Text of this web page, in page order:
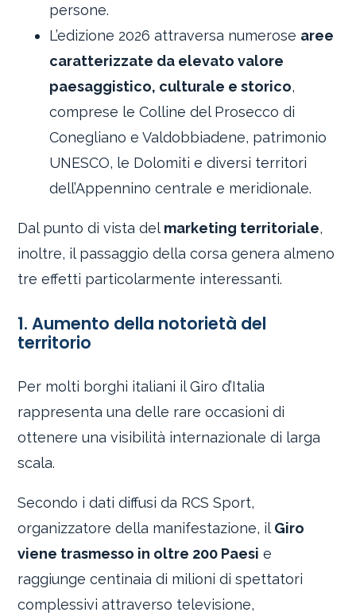
persone.
L’edizione 2026 attraversa numerose aree
caratterizzate da elevato valore
paesaggistico, culturale e storico,
comprese le Colline del Prosecco di
Conegliano e Valdobbiadene, patrimonio
UNESCO, le Dolomiti e diversi territori
dell’Appennino centrale e meridionale.
Dal punto di vista del marketing territoriale,
inoltre, il passaggio della corsa genera almeno
tre effetti particolarmente interessanti.
1. Aumento della notorietà del
territorio
Per molti borghi italiani il Giro d’Italia
rappresenta una delle rare occasioni di
ottenere una visibilità internazionale di larga
scala.
Secondo i dati diffusi da RCS Sport,
organizzatore della manifestazione, ilGiro
viene trasmesso in oltre 200 Paesi e
raggiunge centinaia di milioni di spettatori
complessivi attraverso televisione,